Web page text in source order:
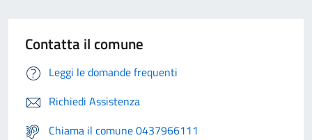
Contatta il comune
Leggi le domande frequenti
Richiedi Assistenza
Chiama il comune 0437966111